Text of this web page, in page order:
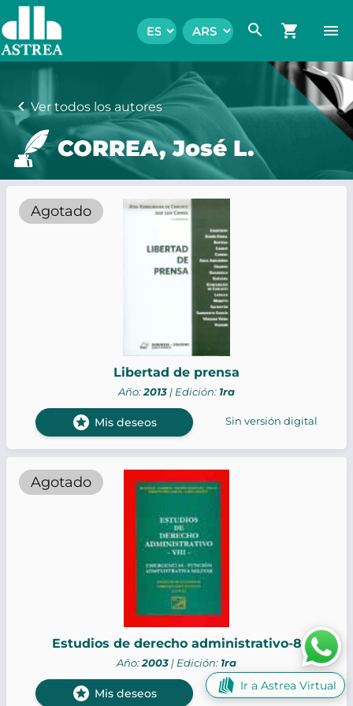
search shopping_cart menu
chevron_leftVer todos los autores
CORREA, José L.
Agotado
Libertad de prensa
Año:2013 | Edición: 1ra
stars Mis deseos Sin versión digital
Agotado
Estudios de derecho administrativo-8
Año:2003 | Edición: 1ra
stars Mis deseos Sin versión digital
Ir a Astrea Virtual